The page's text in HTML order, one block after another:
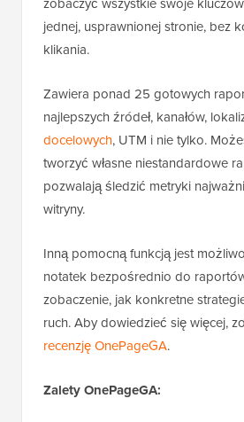
jednej, usprawnionej stronie, bez
klikania.
Zawiera ponad 25 gotowych
najlepszych źródeł, kanałów,
docelowych, UTM i nie tylko.
tworzyć własne niestandardowe
pozwalają śledzić metryki
witryny.
Inną pomocną funkcją jest
notatek bezpośrednio do
zobaczenie, jak konkretne
ruch. Aby dowiedzieć się więcej,
recenzję OnePageGA.
Zalety OnePageGA: